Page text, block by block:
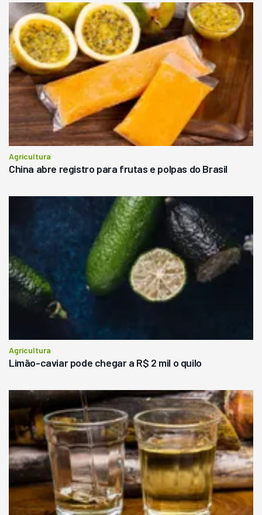
Agricultura
China abre registro para frutas e polpas do Brasil
Agricultura
Limão-caviar pode chegar a R$ 2 mil o quilo